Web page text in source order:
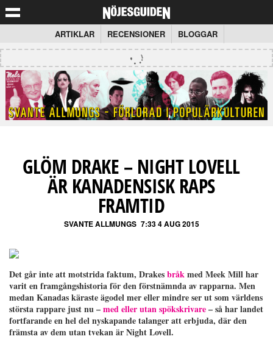
ARTIKLAR RECENSIONER BLOGGAR
GLÖM DRAKE – NIGHT LOVELL
ÄR KANADENSISK RAPS
FRAMTID
SVANTE ALLMUNGS 7:33 4 AUG 2015
Det går inte att motstrida faktum, Drakesbråkmed Meek Mill har
varit en framgångshistoria för den förstnämnda av rapparna. Men
medan Kanadas käraste ägodel mer eller mindre ser ut som världens
största rappare just nu –med eller utan spökskrivare– så har landet
fortfarande en hel del nyskapande talanger att erbjuda, där den
främsta av dem utan tvekan är Night Lovell.